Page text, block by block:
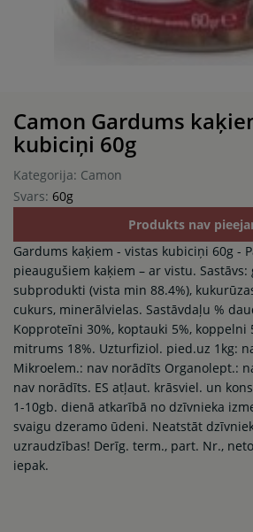
Camon Gardums
kubiciņi 60g
Kategorija: Camon
Svars: 60g
Produkts nav
Gardums kaķiem - vistas kubiciņi 60g -
pieaugušiem kaķiem – ar vistu. Sastāvs:
subprodukti (vista min 88.4%),
cukurs, minerālvielas. Sastāvdaļu %
Kopproteīni 30%, koptauki 5%, koppelni
mitrums 18%. Uzturfiziol. pied.uz 1kg:
Mikroelem.: nav norādīts Organolept.:
nav norādīts. ES atļaut. krāsviel. un
1-10gb. dienā atkarībā no dzīvnieka
svaigu dzeramo ūdeni. Neatstāt
uzraudzības! Derīg. term., part. Nr.,
iepak.